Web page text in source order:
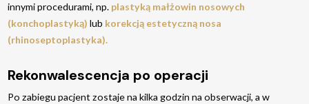
innymi procedurami, np. plastyką małżowin nosowych
(konchoplastyką) lub korekcją estetyczną nosa
(rhinoseptoplastyka).
Rekonwalescencja po operacji
Po zabiegu pacjent zostaje na kilka godzin na obserwacji, a w